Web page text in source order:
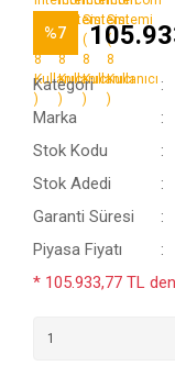
%7
Kategori
Marka
Stok Kodu
Stok Adedi
Garanti Süresi
Piyasa Fiyatı
* 105.933,77 TL